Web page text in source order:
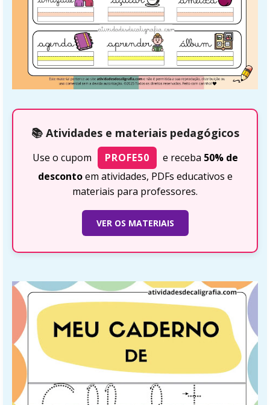
📚 Atividades e materiais pedagógicos
Use o cupom PROFE50 e receba 50% de
descontoem atividades, PDFs educativos e
materiais para professores.
VER OS MATERIAIS